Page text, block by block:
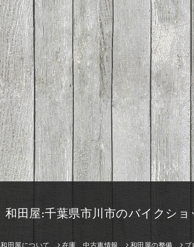
和田屋:千葉県市川市のバイクショ
和田屋について 在庫、中古車情報 和田屋の整備 ブ